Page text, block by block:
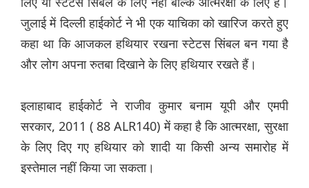
जुलाई में दिल्ली हाईकोर्ट ने भी एक याचिका को खारिज करते हुए
कहा था कि आजकल हथियार रखना स्टेटस सिंबल बन गया है
और लोग अपना रुतबा दिखाने के लिए हथियार रखते हैं।
इलाहाबाद हाईकोर्ट ने राजीव कुमार बनाम यूपी और एमपी
सरकार, 2011 ( 88 ALR140) में कहा है कि आत्मरक्षा, सुरक्षा
के लिए दिए गए हथियार को शादी या किसी अन्य समारोह में
इस्तेमाल नहीं किया जा सकता।